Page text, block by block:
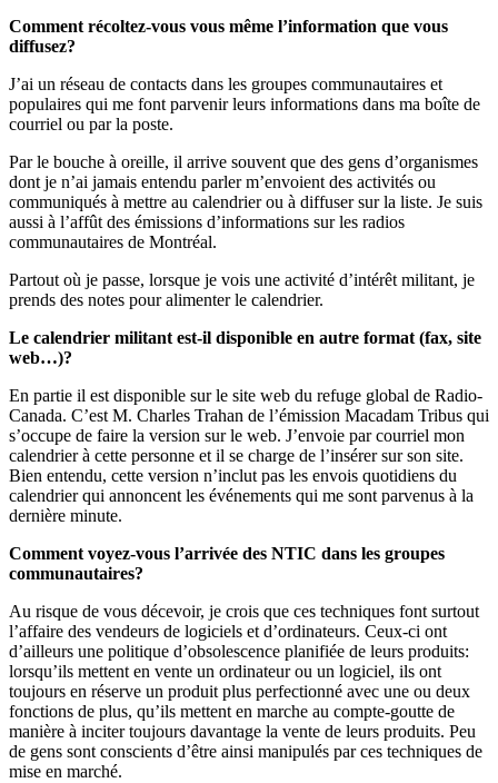
Comment récoltez-vous vous même l’information que vous
diffusez?
J’ai un réseau de contacts dans les groupes communautaires et
populaires qui me font parvenir leurs informations dans ma boîte de
courriel ou par la poste.
Par le bouche à oreille, il arrive souvent que des gens d’organismes
dont je n’ai jamais entendu parler m’envoient des activités ou
communiqués à mettre au calendrier ou à diffuser sur la liste. Je suis
aussi à l’affût des émissions d’informations sur les radios
communautaires de Montréal.
Partout où je passe, lorsque je vois une activité d’intérêt militant, je
prends des notes pour alimenter le calendrier.
Le calendrier militant est-il disponible en autre format (fax, site
web…)?
En partie il est disponible sur le site web du refuge global de Radio-
Canada. C’est M. Charles Trahan de l’émission Macadam Tribus qui
s’occupe de faire la version sur le web. J’envoie par courriel mon
calendrier à cette personne et il se charge de l’insérer sur son site.
Bien entendu, cette version n’inclut pas les envois quotidiens du
calendrier qui annoncent les événements qui me sont parvenus à la
dernière minute.
Comment voyez-vous l’arrivée des NTIC dans les groupes
communautaires?
Au risque de vous décevoir, je crois que ces techniques font surtout
l’affaire des vendeurs de logiciels et d’ordinateurs. Ceux-ci ont
d’ailleurs une politique d’obsolescence planifiée de leurs produits:
lorsqu’ils mettent en vente un ordinateur ou un logiciel, ils ont
toujours en réserve un produit plus perfectionné avec une ou deux
fonctions de plus, qu’ils mettent en marche au compte-goutte de
manière à inciter toujours davantage la vente de leurs produits. Peu
de gens sont conscients d’être ainsi manipulés par ces techniques de
mise en marché.